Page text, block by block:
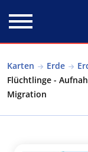
Karten Erde
Flüchtlinge -
Migration